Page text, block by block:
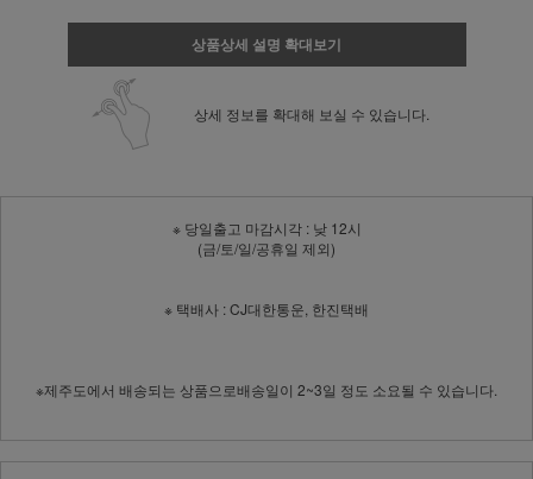
상품상세 설명 확대보기
상세 정보를 확대해 보실 수 있습니다.
※ 당일출고 마감시각 : 낮 12시
(금/토/일/공휴일 제외)
※ 택배사 : CJ대한통운, 한진택배
※제주도에서 배송되는 상품으로배송일이 2~3일 정도 소요될 수 있습니다.